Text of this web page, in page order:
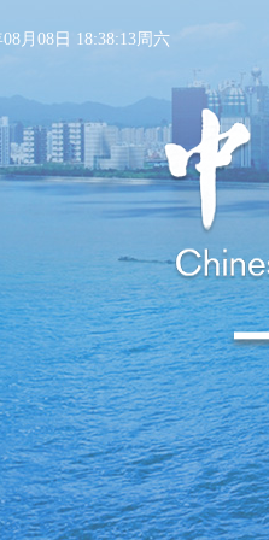
月08日 18:38:14周六